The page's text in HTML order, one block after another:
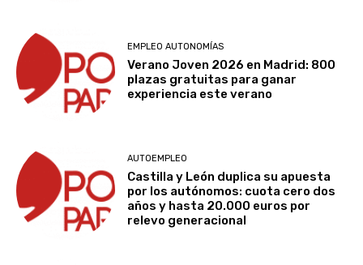
EMPLEO AUTONOMÍAS
Verano Joven 2026 en Madrid: 800
plazas gratuitas para ganar
experiencia este verano
AUTOEMPLEO
Castilla y León duplica su apuesta
por los autónomos: cuota cero dos
años y hasta 20.000 euros por
relevo generacional